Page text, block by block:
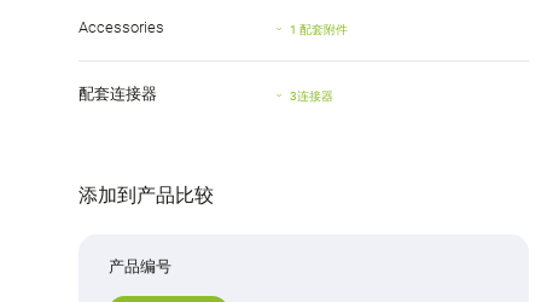
Accessories 1 配套附件
配套连接器 3连接器
添加到产品比较
产品编号